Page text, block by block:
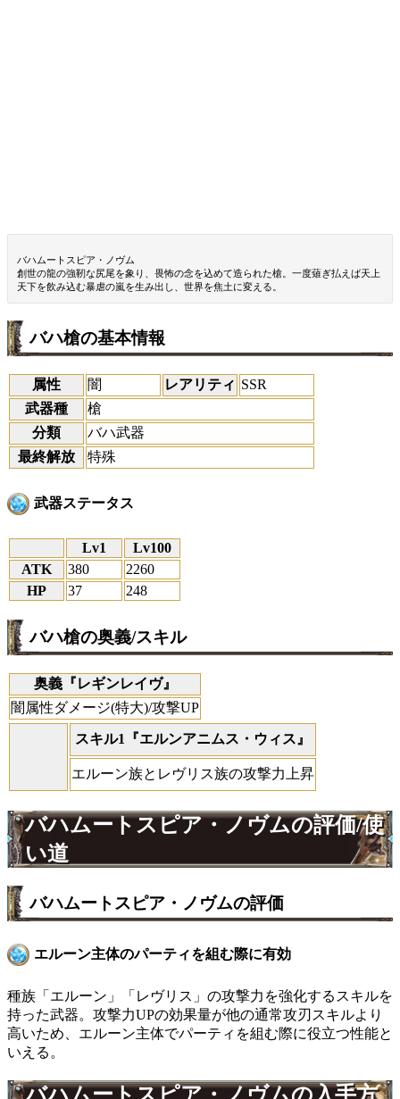
バハムートスピア・ノヴム
創世の龍の強靭な尻尾を象り、畏怖の念を込めて造られた槍。一度薙ぎ払えば天上
天下を飲み込む暴虐の嵐を生み出し、世界を焦土に変える。
バハ槍の基本情報
属性 闇 レアリティ SSR
武器種
槍
分類
バハ武器
最終解放
特殊
武器ステータス
Lv1
Lv100
ATK
380
2260
HP
37 248
バハ槍の奥義/スキル
奥義『レギンレイヴ』
闇属性ダメージ(特大)/攻撃UP
スキル1『エルンアニムス・ウィス』
エルーン族とレヴリス族の攻撃力上昇
バハムートスピア・ノヴムの評価/使
い道
バハムートスピア・ノヴムの評価
エルーン主体のパーティを組む際に有効
種族「エルーン」「レヴリス」の攻撃力を強化するスキルを
持った武器。攻撃力UPの効果量が他の通常攻刃スキルより
高いため、エルーン主体でパーティを組む際に役立つ性能と
いえる。
バハムートスピア・ノヴムの入手方